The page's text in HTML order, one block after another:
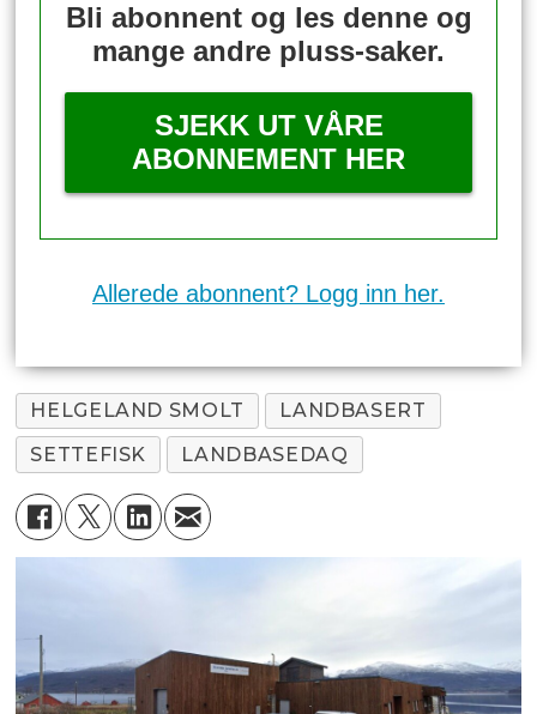
Bli abonnent og les denne og
mange andre pluss-saker.
SJEKK UT VÅRE
ABONNEMENT HER
Allerede abonnent? Logg inn her.
HELGELAND SMOLT
LANDBASERT
SETTEFISK
LANDBASEDAQ